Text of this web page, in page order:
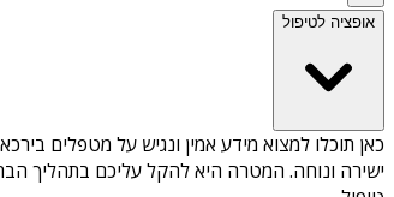
אופציה לטיפול
כאן תוכלו למצוא מידע אמין ונגיש על מטפלים בירכא
ישירה ונוחה. המטרה היא להקל עליכם בתהליך